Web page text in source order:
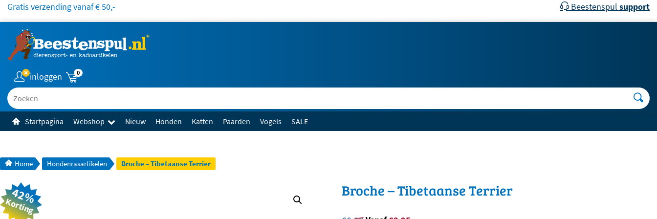
Gratis verzending vanaf € 50,- Beestenspul support
inloggen 0
Zoeken
Startpagina Webshop Nieuw Honden Katten Paarden Vogels SALE
Home Hondenrasartikelen Broche – Tibetaanse Terrier
42%
Korting
Broche – Tibetaanse Terrier